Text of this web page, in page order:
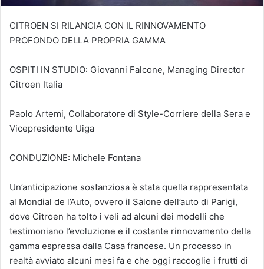
CITROEN SI RILANCIA CON IL RINNOVAMENTO
PROFONDO DELLA PROPRIA GAMMA
OSPITI IN STUDIO: Giovanni Falcone, Managing Director
Citroen Italia
Paolo Artemi, Collaboratore di Style-Corriere della Sera e
Vicepresidente Uiga
CONDUZIONE: Michele Fontana
Un’anticipazione sostanziosa è stata quella rappresentata
al Mondial de l’Auto, ovvero il Salone dell’auto di Parigi,
dove Citroen ha tolto i veli ad alcuni dei modelli che
testimoniano l’evoluzione e il costante rinnovamento della
gamma espressa dalla Casa francese. Un processo in
realtà avviato alcuni mesi fa e che oggi raccoglie i frutti di